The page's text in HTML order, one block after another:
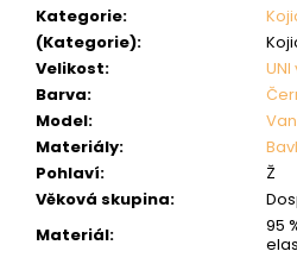
Kategorie:
(Kategorie):
Velikost:
Barva:
Model:
Materiály:
Pohlaví:
Ž
Věková skupina:
Materiál:
95